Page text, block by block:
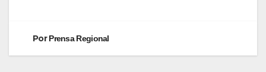
PorPrensa Regional